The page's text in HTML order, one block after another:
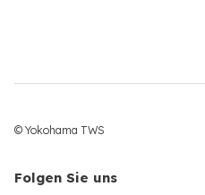
© Yokohama TWS
Folgen Sie uns